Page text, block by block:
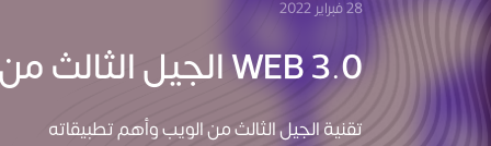
28 فبراير 2022
WEB 3.0 الجيل الثالث من تقنية الويب
تقنية الجيل الثالث من الويب وأهم تطبيقاته